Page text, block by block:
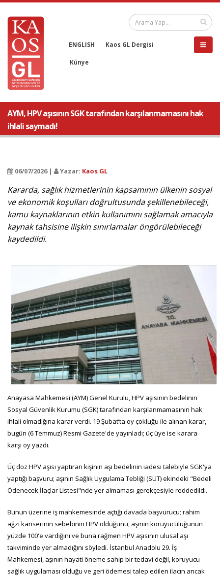
ENGLISH Kaos GL Dergisi
Künye
AYM, HPV aşısının SGK tarafından karşılanmamasını hak
ihlali saymadı!
06/07/2026 | Yazar: Kaos GL
Kararda, sağlık hizmetlerinin kapsamının ülkenin sosyal
ve ekonomik koşulları doğrultusunda şekillenebileceği,
kamu kaynaklarının etkin kullanımını sağlamak amacıyla
kaynak tahsisine ilişkin sınırlamalar öngörülebileceği
kaydedildi.
Anayasa Mahkemesi (AYM) Genel Kurulu, HPV aşısının bedelinin
Sosyal Güvenlik Kurumu (SGK) tarafından karşılanmamasının hak
ihlali olmadığına karar verdi. 19 Şubat’ta oy çokluğu ile alınan karar,
bugün (6 Temmuz) Resmi Gazete'de yayınladı; üç üye ise karara
karşı oy yazdı.
Üç doz HPV aşısı yaptıran kişinin aşı bedelinin iadesi talebiyle SGK'ya
yaptığı başvuru; aşının Sağlık Uygulama Tebliği (SUT) ekindeki "Bedeli
Ödenecek İlaçlar Listesi"nde yer almaması gerekçesiyle reddedildi.
Bunun üzerine iş mahkemesinde açtığı davada başvurucu; rahim
ağzı kanserinin sebebinin HPV olduğunu, aşının koruyuculuğunun
yüzde 100'e vardığını ve buna rağmen HPV aşısının ulusal aşı
takviminde yer almadığını söyledi. İstanbul Anadolu 29. İş
Mahkemesi, aşının hayati öneme sahip bir tedavi değil, koruyucu
sağlık uygulaması olduğu ve geri ödemesi talep edilen ilacın ancak